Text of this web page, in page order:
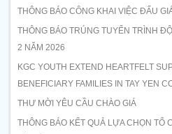
THÔNG BÁO CÔNG KHAI VIỆC ĐẤU
THÔNG BÁO TRÚNG TUYỂN TRÌNH
2 NĂM 2026
KGC YOUTH EXTEND HEARTFELT
BENEFICIARY FAMILIES IN TAY YEN
THƯ MỜI YÊU CẦU CHÀO GIÁ
THÔNG BÁO KẾT QUẢ LỰA CHỌN TỔ